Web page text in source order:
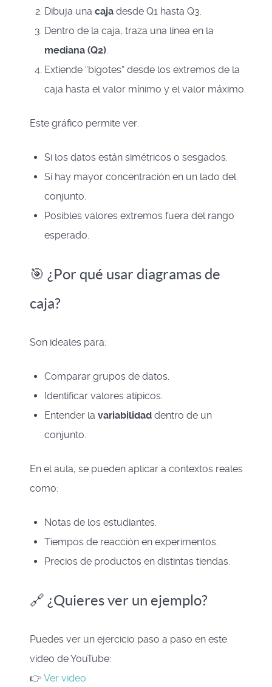
Dibuja una caja desde Q1 hasta Q3.
Dentro de la caja, traza una línea en la
mediana (Q2).
Extiende “bigotes” desde los extremos de la
caja hasta el valor mínimo y el valor máximo.
Este gráfico permite ver:
Si los datos están simétricos o sesgados.
Si hay mayor concentración en un lado del
conjunto.
Posibles valores extremos fuera del rango
esperado.
🎯 ¿Por qué usar diagramas de
caja?
Son ideales para:
Comparar grupos de datos.
Identificar valores atípicos.
Entender la variabilidad dentro de un
conjunto.
En el aula, se pueden aplicar a contextos reales
como:
Notas de los estudiantes.
Tiempos de reacción en experimentos.
Precios de productos en distintas tiendas.
🔗 ¿Quieres ver un ejemplo?
Puedes ver un ejercicio paso a paso en este
video de YouTube:
👉 Ver video